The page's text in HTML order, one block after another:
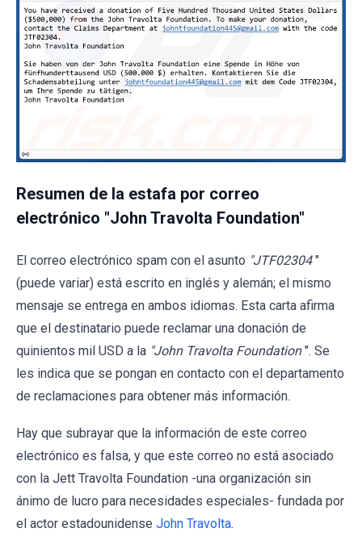
Resumen de la estafa por correo
electrónico "John Travolta Foundation"
El correo electrónico spam con el asunto "JTF02304 "
(puede variar) está escrito en inglés y alemán; el mismo
mensaje se entrega en ambos idiomas. Esta carta afirma
que el destinatario puede reclamar una donación de
quinientos mil USD a la "John Travolta Foundation ". Se
les indica que se pongan en contacto con el departamento
de reclamaciones para obtener más información.
Hay que subrayar que la información de este correo
electrónico es falsa, y que este correo no está asociado
con la Jett Travolta Foundation -una organización sin
ánimo de lucro para necesidades especiales- fundada por
el actor estadounidense John Travolta.